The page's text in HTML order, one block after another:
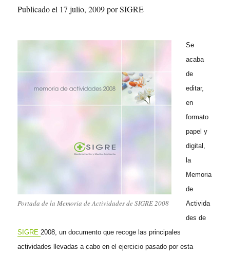
Publicado el 17 julio, 2009 por SIGRE
Portada de la Memoria de Actividades de SIGRE 2008
Se
acaba
de
editar,
en
formato
papel y
digital,
la
Memoria
de
Activida
des de
SIGRE2008, un documento que recoge las principales
actividades llevadas a cabo en el ejercicio pasado por esta